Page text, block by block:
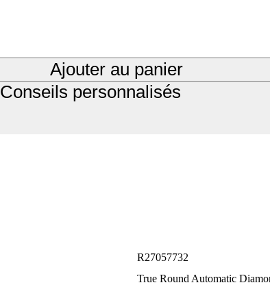
Ajouter au panier
Conseils personnalisés
R27057732
True Round Automatic